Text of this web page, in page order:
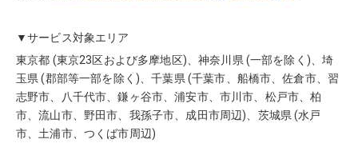
▼サービス対象エリア
東京都 (東京23区および多摩地区)、神奈川県 (一部を除く)、埼
玉県 (郡部等一部を除く)、千葉県 (千葉市、船橋市、佐倉市、習
志野市、八千代市、鎌ヶ谷市、浦安市、市川市、松戸市、柏
市、流山市、野田市、我孫子市、成田市周辺)、茨城県 (水戸
市、土浦市、つくば市周辺)